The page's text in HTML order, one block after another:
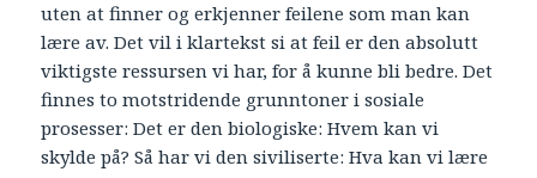
uten at finner og erkjenner feilene som man kan
lære av. Det vil i klartekst si at feil er den absolutt
viktigste ressursen vi har, for å kunne bli bedre. Det
finnes to motstridende grunntoner i sosiale
prosesser: Det er den biologiske: Hvem kan vi
skylde på? Så har vi den siviliserte: Hva kan vi lære